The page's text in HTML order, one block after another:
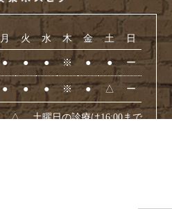
月 火 水 木 金 土 日
● ● ● ※ ● ● ー
● ● ● ※ ● △ ー
△… 土曜日の診療は16:00まで